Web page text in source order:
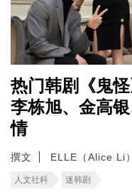
热门韩剧《鬼怪
李栋旭、金高
情
撰文 ELLE（Alice Li）
人文社科 迷韩剧